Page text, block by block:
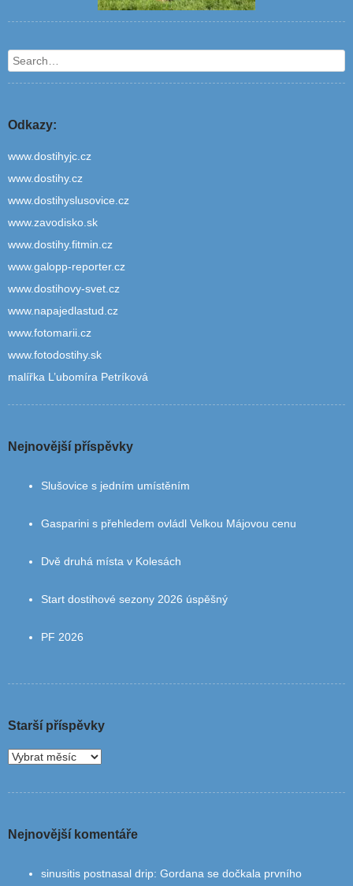
Search
Odkazy:
www.dostihyjc.cz
www.dostihy.cz
www.dostihyslusovice.cz
www.zavodisko.sk
www.dostihy.fitmin.cz
www.galopp-reporter.cz
www.dostihovy-svet.cz
www.napajedlastud.cz
www.fotomarii.cz
www.fotodostihy.sk
malířka L’ubomíra Petríková
Nejnovější příspěvky
Slušovice s jedním umístěním
Gasparini s přehledem ovládl Velkou Májovou cenu
Dvě druhá místa v Kolesách
Start dostihové sezony 2026 úspěšný
PF 2026
Starší příspěvky
Nejnovější komentáře
sinusitis postnasal drip: Gordana se dočkala prvního